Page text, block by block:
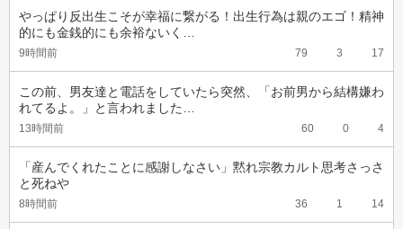
やっぱり反出生こそが幸福に繋がる！出生行為は親のエゴ！精神
的にも金銭的にも余裕ないく…
9時間前 79 3 17
この前、男友達と電話をしていたら突然、「お前男から結構嫌わ
れてるよ。」と言われました…
13時間前 60 0 4
「産んでくれたことに感謝しなさい」黙れ宗教カルト思考さっさ
と死ねや
8時間前 36 1 14